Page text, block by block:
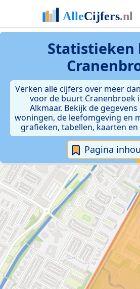
Statistieken
Verken alle cijfers over meer
voor de buurt Cranenbroek
Alkmaar. Bekijk de
woningen, de leefomgeving en
grafieken, tabellen, kaarten
Pagina